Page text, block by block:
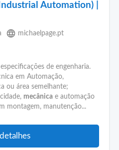
Automation) |
language michaelpage.pt
de engenharia.
em Automação,
ou área semelhante;
mecânica e automação
montagem, manutenção...